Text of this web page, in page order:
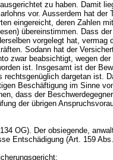
zu haben. Damit
vor. Ausserdem hat der
eingereicht, deren Zahlen
übereinstimmen. Dass
vorgelegt hat, vermag
Sodann hat der
zwar beabsichtigt, wegen
ist. Insgesamt ist der
rechtsgenüglich dargetan ist.
Beschäftigung im Sinne
dass der
der übrigen
OG). Der obsiegende,
Entschädigung (Art. 159